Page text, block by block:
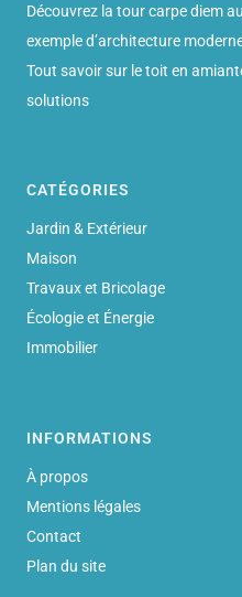
Découvrez la tour carpe diem
exemple d’architecture
Tout savoir sur le toit en
solutions
CATÉGORIES
Jardin & Extérieur
Maison
Travaux et Bricolage
Écologie et Énergie
Immobilier
INFORMATIONS
À propos
Mentions légales
Contact
Plan du site